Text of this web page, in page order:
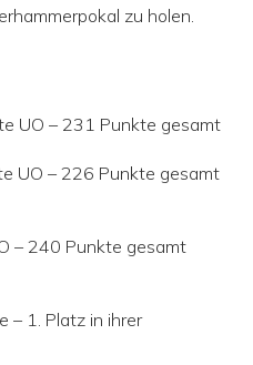
zu holen.
UO – 231 Punkte gesamt
UO – 226 Punkte gesamt
– 240 Punkte gesamt
1. Platz in ihrer